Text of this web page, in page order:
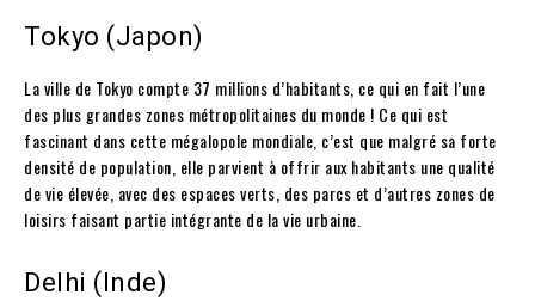
Tokyo (Japon)
La ville de Tokyo compte 37 millions d’habitants, ce qui en fait l’une
des plus grandes zones métropolitaines du monde ! Ce qui est
fascinant dans cette mégalopole mondiale, c’est que malgré sa forte
densité de population, elle parvient à offrir aux habitants une qualité
de vie élevée, avec des espaces verts, des parcs et d’autres zones de
loisirs faisant partie intégrante de la vie urbaine.
Delhi (Inde)